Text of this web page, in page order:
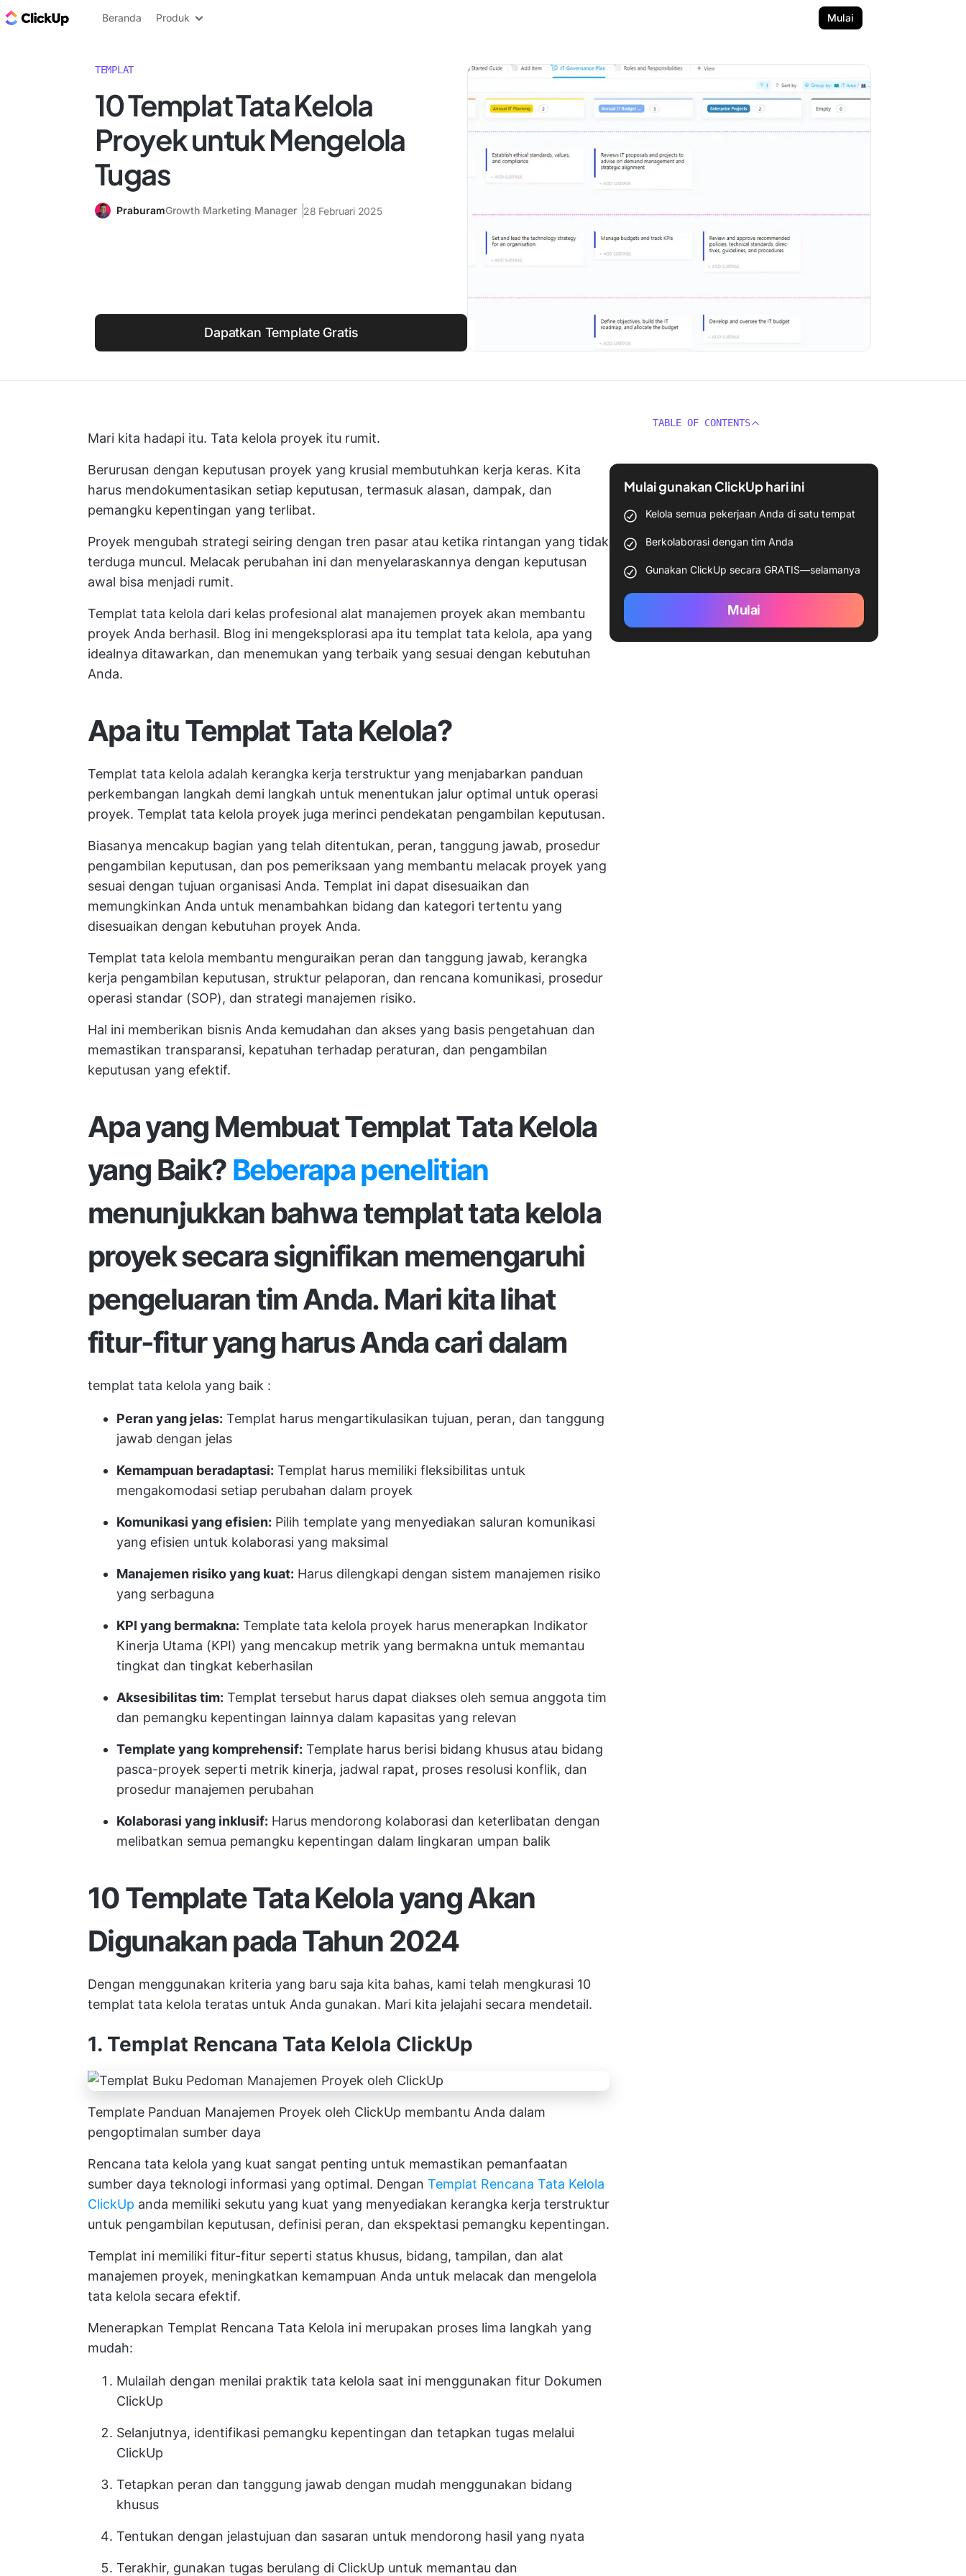
Blog ClickUp
Beranda Produk Mulai
TEMPLAT
10 Templat Tata Kelola
Proyek untuk Mengelola
Tugas
PraburamGrowth Marketing Manager 28 Februari 2025
Dapatkan Template Gratis
Mari kita hadapi itu. Tata kelola proyek itu rumit.
Berurusan dengan keputusan proyek yang krusial membutuhkan kerja keras. Kita
harus mendokumentasikan setiap keputusan, termasuk alasan, dampak, dan
pemangku kepentingan yang terlibat.
Proyek mengubah strategi seiring dengan tren pasar atau ketika rintangan yang tidak
terduga muncul. Melacak perubahan ini dan menyelaraskannya dengan keputusan
awal bisa menjadi rumit.
Templat tata kelola dari kelas profesional alat manajemen proyek akan membantu
proyek Anda berhasil. Blog ini mengeksplorasi apa itu templat tata kelola, apa yang
idealnya ditawarkan, dan menemukan yang terbaik yang sesuai dengan kebutuhan
Anda.
Apa itu Templat Tata Kelola?
Templat tata kelola adalah kerangka kerja terstruktur yang menjabarkan panduan
perkembangan langkah demi langkah untuk menentukan jalur optimal untuk operasi
proyek. Templat tata kelola proyek juga merinci pendekatan pengambilan keputusan.
Biasanya mencakup bagian yang telah ditentukan, peran, tanggung jawab, prosedur
pengambilan keputusan, dan pos pemeriksaan yang membantu melacak proyek yang
sesuai dengan tujuan organisasi Anda. Templat ini dapat disesuaikan dan
memungkinkan Anda untuk menambahkan bidang dan kategori tertentu yang
disesuaikan dengan kebutuhan proyek Anda.
Templat tata kelola membantu menguraikan peran dan tanggung jawab, kerangka
kerja pengambilan keputusan, struktur pelaporan, dan rencana komunikasi, prosedur
operasi standar (SOP), dan strategi manajemen risiko.
Hal ini memberikan bisnis Anda kemudahan dan akses yang basis pengetahuan dan
memastikan transparansi, kepatuhan terhadap peraturan, dan pengambilan
keputusan yang efektif.
Apa yang Membuat Templat Tata Kelola
yang Baik? Beberapa penelitian
menunjukkan bahwa templat tata kelola
proyek secara signifikan memengaruhi
pengeluaran tim Anda. Mari kita lihat
fitur-fitur yang harus Anda cari dalam
templat tata kelola yang baik :
Peran yang jelas: Templat harus mengartikulasikan tujuan, peran, dan tanggung
jawab dengan jelas
Kemampuan beradaptasi: Templat harus memiliki fleksibilitas untuk
mengakomodasi setiap perubahan dalam proyek
Komunikasi yang efisien: Pilih template yang menyediakan saluran komunikasi
yang efisien untuk kolaborasi yang maksimal
Manajemen risiko yang kuat: Harus dilengkapi dengan sistem manajemen risiko
yang serbaguna
KPI yang bermakna: Template tata kelola proyek harus menerapkan Indikator
Kinerja Utama (KPI) yang mencakup metrik yang bermakna untuk memantau
tingkat dan tingkat keberhasilan
Aksesibilitas tim: Templat tersebut harus dapat diakses oleh semua anggota tim
dan pemangku kepentingan lainnya dalam kapasitas yang relevan
Template yang komprehensif: Template harus berisi bidang khusus atau bidang
pasca-proyek seperti metrik kinerja, jadwal rapat, proses resolusi konflik, dan
prosedur manajemen perubahan
Kolaborasi yang inklusif: Harus mendorong kolaborasi dan keterlibatan dengan
melibatkan semua pemangku kepentingan dalam lingkaran umpan balik
10 Template Tata Kelola yang Akan
Digunakan pada Tahun 2024
Dengan menggunakan kriteria yang baru saja kita bahas, kami telah mengkurasi 10
templat tata kelola teratas untuk Anda gunakan. Mari kita jelajahi secara mendetail.
1. Templat Rencana Tata Kelola ClickUp
Template Panduan Manajemen Proyek oleh ClickUp membantu Anda dalam
pengoptimalan sumber daya
Rencana tata kelola yang kuat sangat penting untuk memastikan pemanfaatan
sumber daya teknologi informasi yang optimal. Dengan Templat Rencana Tata Kelola
ClickUp anda memiliki sekutu yang kuat yang menyediakan kerangka kerja terstruktur
untuk pengambilan keputusan, definisi peran, dan ekspektasi pemangku kepentingan.
Templat ini memiliki fitur-fitur seperti status khusus, bidang, tampilan, dan alat
manajemen proyek, meningkatkan kemampuan Anda untuk melacak dan mengelola
tata kelola secara efektif.
Menerapkan Templat Rencana Tata Kelola ini merupakan proses lima langkah yang
mudah:
Mulailah dengan menilai praktik tata kelola saat ini menggunakan fitur Dokumen
ClickUp
Selanjutnya, identifikasi pemangku kepentingan dan tetapkan tugas melalui
ClickUp
Tetapkan peran dan tanggung jawab dengan mudah menggunakan bidang
khusus
Tentukan dengan jelastujuan dan sasaran untuk mendorong hasil yang nyata
Terakhir, gunakan tugas berulang di ClickUp untuk memantau dan
TABLE OF CONTENTS
Mulai gunakan ClickUp hari ini
Kelola semua pekerjaan Anda di satu tempat
Berkolaborasi dengan tim Anda
Gunakan ClickUp secara GRATIS—selamanya
Mulai